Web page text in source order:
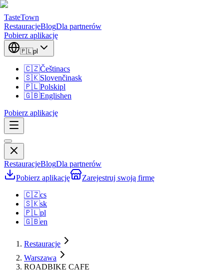
TasteTown
RestauracjeBlogDla partnerów
Pobierz aplikację
🇵🇱pl
🇨🇿Češtinacs
🇸🇰Slovenčinask
🇵🇱Polskipl
🇬🇧Englishen
Pobierz aplikację
RestauracjeBlogDla partnerów
Pobierz aplikację
Zarejestruj swoją firmę
🇨🇿cs
🇸🇰sk
🇵🇱pl
🇬🇧en
Restauracje
Warszawa
ROADBIKE CAFE